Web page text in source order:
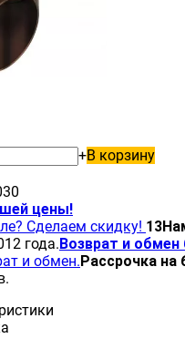
+В корзину
цены!
Сделаем скидку! 13
года.Возврат и обмен
и обмен.Рассрочка на